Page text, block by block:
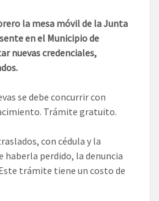
la mesa móvil de la Junta
en el Municipio de
nuevas credenciales,
se debe concurrir con
Trámite gratuito.
con cédula y la
haberla perdido, la denuncia
trámite tiene un costo de